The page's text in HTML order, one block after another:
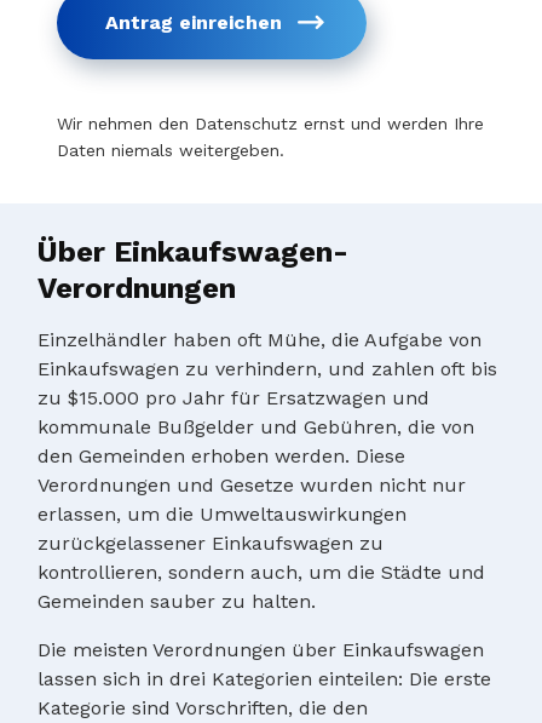
Antrag einreichen
Wir nehmen den Datenschutz ernst und werden Ihre
Daten niemals weitergeben.
Über Einkaufswagen-
Verordnungen
Einzelhändler haben oft Mühe, die Aufgabe von
Einkaufswagen zu verhindern, und zahlen oft bis
zu $15.000 pro Jahr für Ersatzwagen und
kommunale Bußgelder und Gebühren, die von
den Gemeinden erhoben werden. Diese
Verordnungen und Gesetze wurden nicht nur
erlassen, um die Umweltauswirkungen
zurückgelassener Einkaufswagen zu
kontrollieren, sondern auch, um die Städte und
Gemeinden sauber zu halten.
Die meisten Verordnungen über Einkaufswagen
lassen sich in drei Kategorien einteilen: Die erste
Kategorie sind Vorschriften, die den